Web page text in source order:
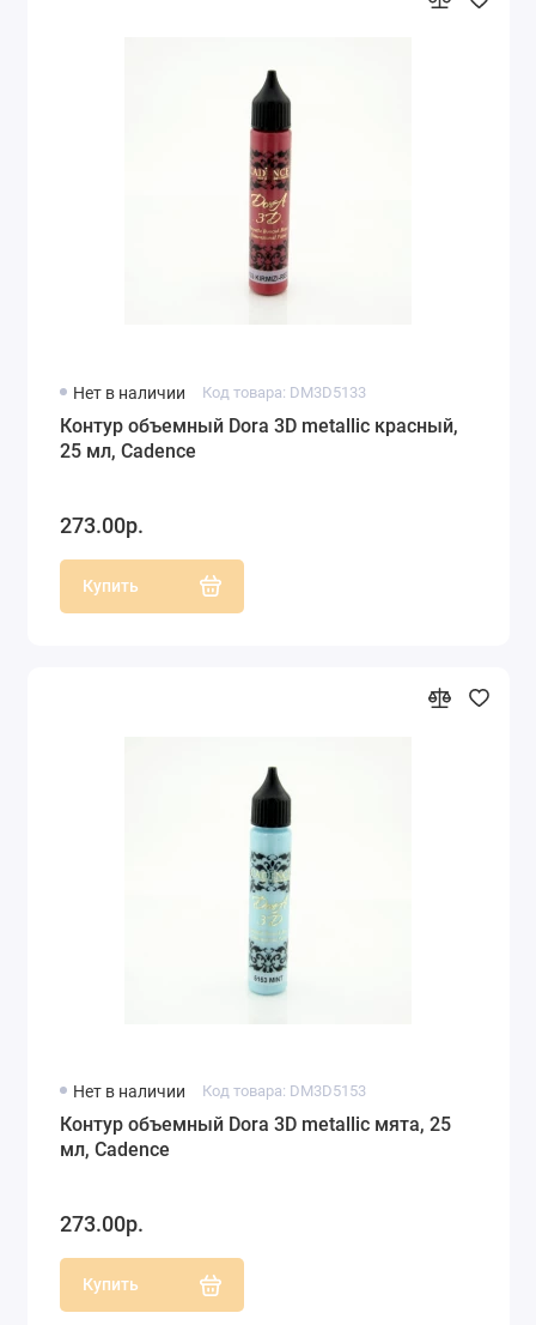
Нет в наличии Код товара: DM3D5133
Контур объемный Dora 3D metallic красный,
25 мл, Cadence
273.00р.
Купить
Нет в наличии Код товара: DM3D5153
Контур объемный Dora 3D metallic мята, 25
мл, Cadence
273.00р.
Купить